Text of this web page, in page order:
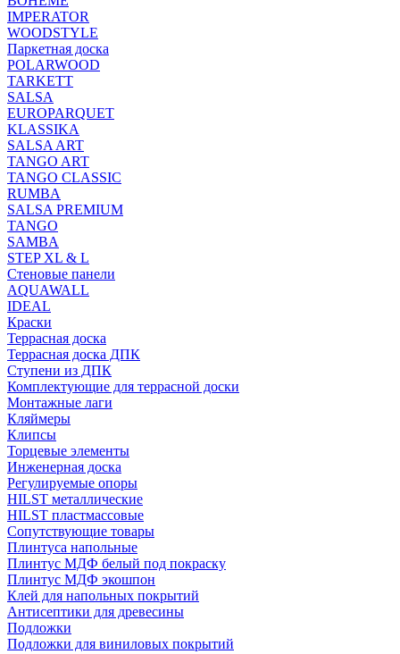
IMPERATOR
WOODSTYLE
Паркетная доска
POLARWOOD
TARKETT
SALSA
EUROPARQUET
KLASSIKA
SALSA ART
TANGO ART
TANGO CLASSIC
RUMBA
SALSA PREMIUM
TANGO
SAMBA
STEP XL & L
Стеновые панели
AQUAWALL
IDEAL
Краски
Террасная доска
Террасная доска ДПК
Ступени из ДПК
Комплектующие для террасной доски
Монтажные лаги
Кляймеры
Клипсы
Торцевые элементы
Инженерная доска
Регулируемые опоры
HILST металлические
HILST пластмассовые
Сопутствующие товары
Плинтуса напольные
Плинтус МДФ белый под покраску
Плинтус МДФ экошпон
Клей для напольных покрытий
Антисептики для древесины
Подложки
Подложки для виниловых покрытий